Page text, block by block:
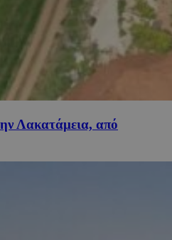
Λακατάμεια, από